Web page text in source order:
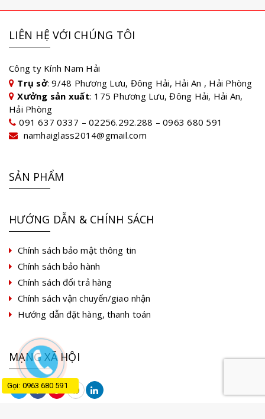
LIÊN HỆ VỚI CHÚNG TÔI
Công ty Kính Nam Hải
Trụ sở: 9/48 Phương Lưu, Đông Hải, Hải An , Hải Phòng
Xưởng sản xuất: 175 Phương Lưu, Đông Hải, Hải An,
Hải Phòng
091 637 0337 – 02256.292.288 – 0963 680 591
namhaiglass2014@gmail.com
SẢN PHẨM
HƯỚNG DẪN & CHÍNH SÁCH
Chính sách bảo mật thông tin
Chính sách bảo hành
Chính sách đổi trả hàng
Chính sách vận chuyển/giao nhận
Hướng dẫn đặt hàng, thanh toán
MẠNG XÃ HỘI
Gọi: 0963 680 591